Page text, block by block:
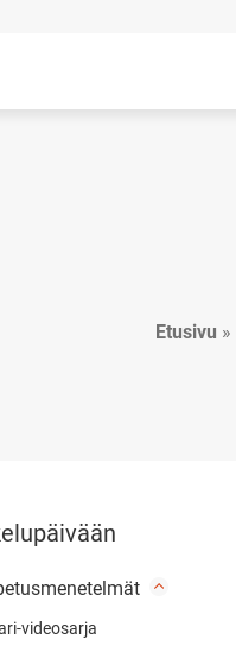
Etusivu »
videosarja